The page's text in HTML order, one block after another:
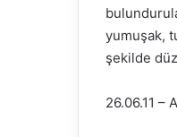
yumuşak,
şekilde
26.06.11 –